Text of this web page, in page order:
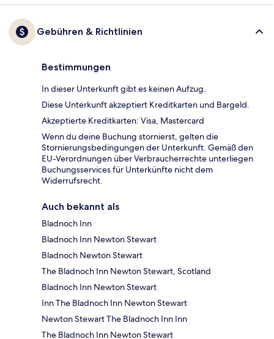
Gebühren & Richtlinien
Bestimmungen
In dieser Unterkunft gibt es keinen Aufzug.
Diese Unterkunft akzeptiert Kreditkarten und Bargeld.
Akzeptierte Kreditkarten: Visa, Mastercard
Wenn du deine Buchung stornierst, gelten die
Stornierungsbedingungen der Unterkunft. Gemäß den
EU-Verordnungen über Verbraucherrechte unterliegen
Buchungsservices für Unterkünfte nicht dem
Widerrufsrecht.
Auch bekannt als
Bladnoch Inn
Bladnoch Inn Newton Stewart
Bladnoch Newton Stewart
The Bladnoch Inn Newton Stewart, Scotland
Bladnoch Inn Newton Stewart
Inn The Bladnoch Inn Newton Stewart
Newton Stewart The Bladnoch Inn Inn
The Bladnoch Inn Newton Stewart